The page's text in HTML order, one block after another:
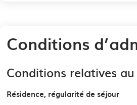
Conditions
Conditions relatives
Résidence, régularité de séjour